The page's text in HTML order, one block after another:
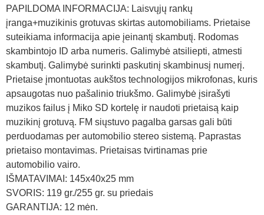
PAPILDOMA INFORMACIJA: Laisvųjų rankų
įranga+muzikinis grotuvas skirtas automobiliams. Prietaise
suteikiama informacija apie įeinantį skambutį. Rodomas
skambintojo ID arba numeris. Galimybė atsiliepti, atmesti
skambutį. Galimybė surinkti paskutinį skambinusį numerį.
Prietaise įmontuotas aukštos technologijos mikrofonas, kuris
apsaugotas nuo pašalinio triukšmo. Galimybė įsirašyti
muzikos failus į Miko SD kortelę ir naudoti prietaisą kaip
muzikinį grotuvą. FM siųstuvo pagalba garsas gali būti
perduodamas per automobilio stereo sistemą. Paprastas
prietaiso montavimas. Prietaisas tvirtinamas prie
automobilio vairo.
IŠMATAVIMAI: 145x40x25 mm
SVORIS: 119 gr./255 gr. su priedais
GARANTIJA: 12 mėn.